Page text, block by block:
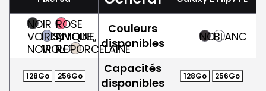
NOIR
VOLCANIQUE,
NOIR
IRIS,
VIOLET
ROSE
PIVOINE,
ROSEPORCELAINE
Couleurs
disponibles
NOIRBLANC
128Go 256Go
Capacités
disponibles
128Go 256Go